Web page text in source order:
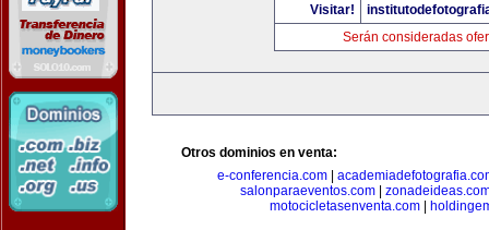
Visitar!
Serán consideradas
Otros dominios en venta:
e-conferencia.com
salonparaeventos.com
motocicletasenventa.com|